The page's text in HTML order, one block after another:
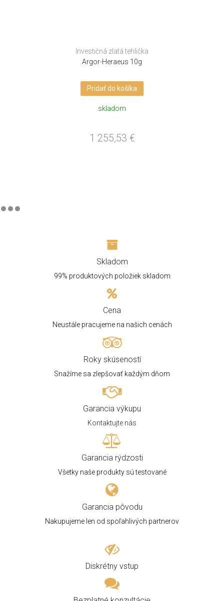
Investičná zlatá tehlička
Argor-Heraeus 10g
Pridať do košíka
skladom
1 255,53 €
Skladom
99% produktových položiek skladom
Cena
Neustále pracujeme na našich cenách
Roky skúseností
Snažíme sa zlepšovať každým dňom
Garancia výkupu
Kontaktujte nás
Garancia rýdzosti
Všetky naše produkty sú testované
Garancia pôvodu
Nakupujeme len od spoľahlivých partnerov
Diskrétny vstup